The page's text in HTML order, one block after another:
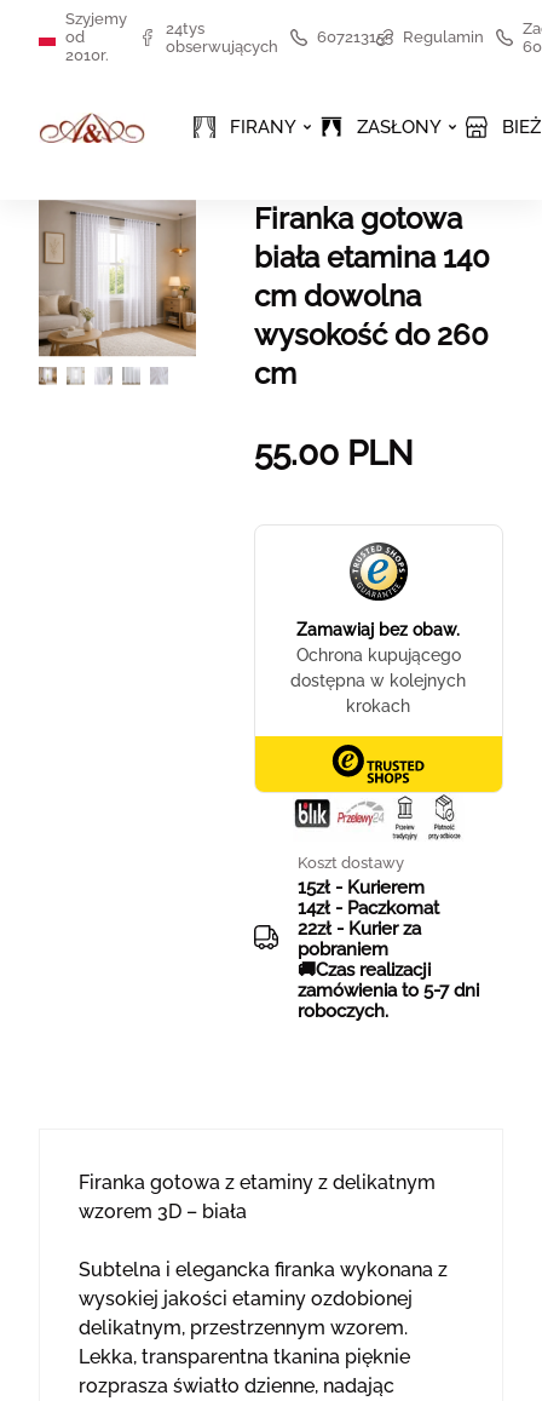
Szyjemy
od
2010r.
24tys
obserwujących
607213155 Regulamin
FIRANY ZASŁONY
Firanka gotowa
biała etamina 140
cm dowolna
wysokość do 260
cm
55.00PLN
Koszt dostawy
15zł - Kurierem
14zł - Paczkomat
22zł - Kurier za
pobraniem
🚚Czas realizacji
zamówienia to 5-7 dni
roboczych.
Firanka gotowa z etaminy z delikatnym
wzorem 3D – biała
Subtelna i elegancka firanka wykonana z
wysokiej jakości etaminy ozdobionej
delikatnym, przestrzennym wzorem.
Lekka, transparentna tkanina pięknie
rozprasza światło dzienne, nadając